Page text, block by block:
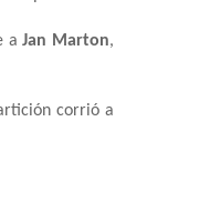
aJan Marton,
corrió a